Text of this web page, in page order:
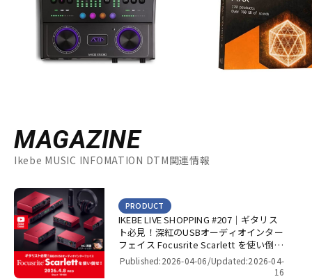
MAGAZINE
Ikebe MUSIC INFOMATION DTM関連情報
IKEBE LIVE SHOPPING #207｜ギタリス
ト必見！深紅のUSBオーディオインター
フェイス Focusrite Scarlett を使い倒
せ！【presented by パワーレック】
PRODUCT
Published:2026-04-06/Updated:2026-04-
16